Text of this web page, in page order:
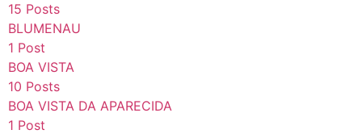
15 Posts
BLUMENAU
1 Post
BOA VISTA
10 Posts
BOA VISTA DA APARECIDA
1 Post